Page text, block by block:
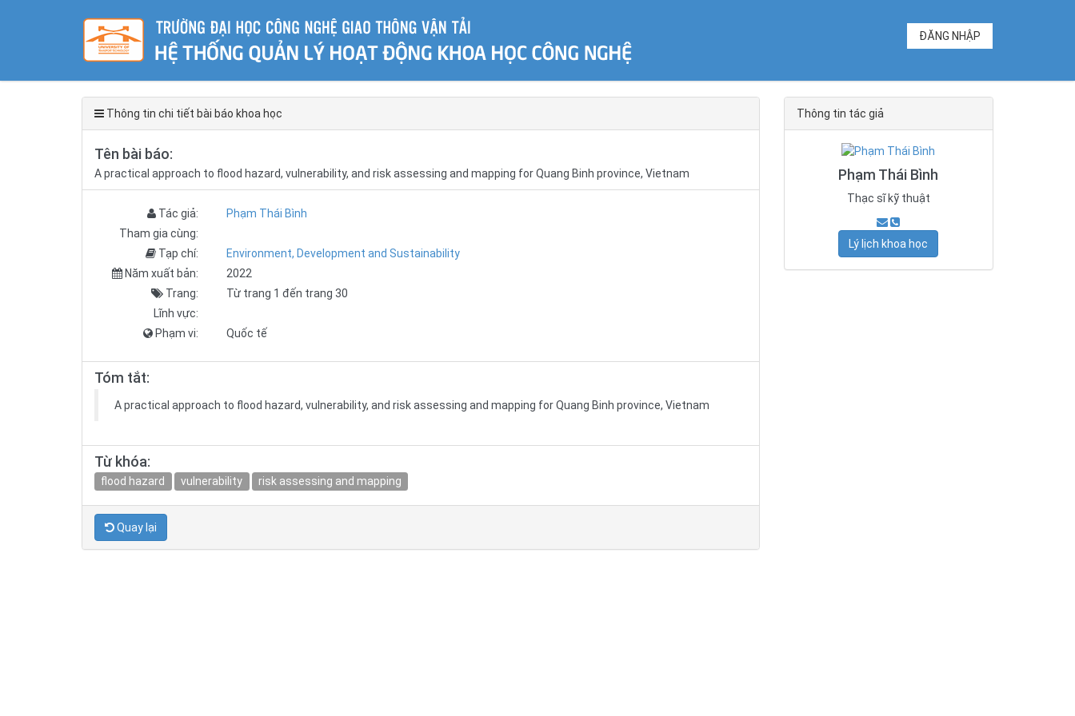
ĐĂNG NHẬP
Thông tin chi tiết bài báo khoa học
Tên bài báo:
A practical approach to flood hazard, vulnerability, and risk assessing and mapping for Quang Binh province, Vietnam
Tác giả:
Phạm Thái Bình
Tham gia cùng:
Tạp chí:
Environment, Development and Sustainability
Năm xuất bản:
2022
Trang:
Từ trang 1 đến trang 30
Lĩnh vực:
Phạm vi:
Quốc tế
Tóm tắt:
A practical approach to flood hazard, vulnerability, and risk assessing and mapping for Quang Binh province, Vietnam
Từ khóa:
flood hazard vulnerability risk assessing and mapping
Quay lại
Thông tin tác giả
Phạm Thái Bình
Thạc sĩ kỹ thuật
Lý lịch khoa học